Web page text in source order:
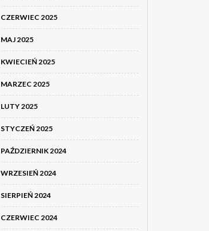
CZERWIEC 2025
MAJ 2025
KWIECIEŃ 2025
MARZEC 2025
LUTY 2025
STYCZEŃ 2025
PAŹDZIERNIK 2024
WRZESIEŃ 2024
SIERPIEŃ 2024
CZERWIEC 2024